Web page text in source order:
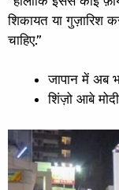
शिकायत या गुज़ारिश
चाहिए.”
जापान में अब
शिंज़ो आबे